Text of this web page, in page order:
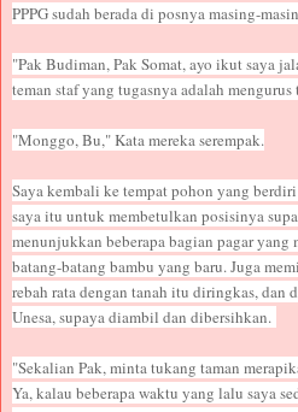
PPPG sudah berada di posnya masing-
"Pak Budiman, Pak Somat, ayo ikut saya
teman staf yang tugasnya adalah
"Monggo, Bu," Kata mereka serempak.
Saya kembali ke tempat pohon yang
saya itu untuk membetulkan posisinya
menunjukkan beberapa bagian pagar yang
batang-batang bambu yang baru. Juga
rebah rata dengan tanah itu diringkas, dan
Unesa, supaya diambil dan dibersihkan.
"Sekalian Pak, minta tukang taman
Ya, kalau beberapa waktu yang lalu saya